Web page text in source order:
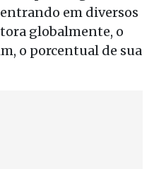
em diversos
globalmente, o
o porcentual de sua